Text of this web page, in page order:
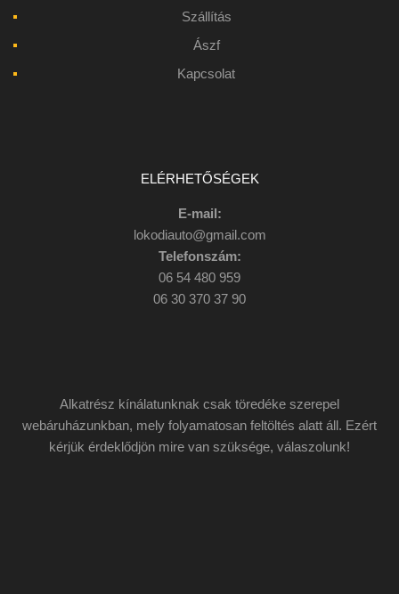
Szállítás
Ászf
Kapcsolat
ELÉRHETŐSÉGEK
E-mail:
lokodiauto@gmail.com
Telefonszám:
06 54 480 959
06 30 370 37 90
Alkatrész kínálatunknak csak töredéke szerepel
webáruházunkban, mely folyamatosan feltöltés alatt áll. Ezért
kérjük érdeklődjön mire van szüksége, válaszolunk!